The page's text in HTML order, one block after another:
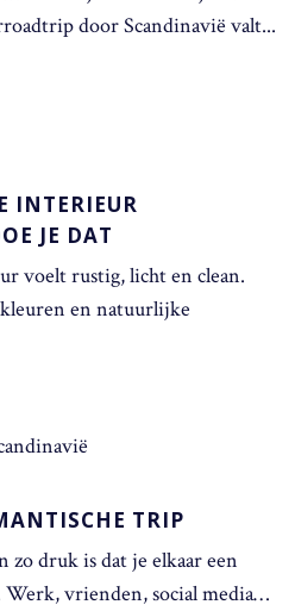
door Scandinavië valt...
INTERIEUR
JE DAT
voelt rustig, licht en clean.
en natuurlijke
TRIP
zo druk is dat je elkaar een
vrienden, social media…